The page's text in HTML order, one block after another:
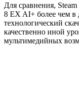
Для сравнения,
8 EX AI+ более чем в
технологический
качественно иной
мультимедийных